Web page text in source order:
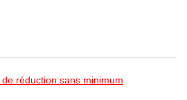
réduction sans minimum